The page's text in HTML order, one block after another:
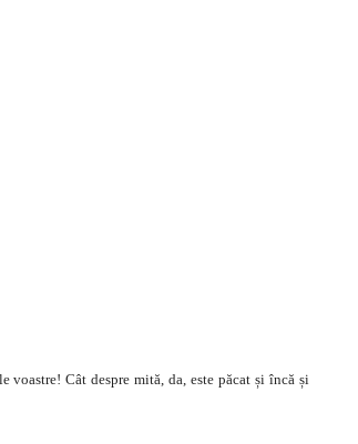
voastre! Cât despre mită, da, este păcat și încă și